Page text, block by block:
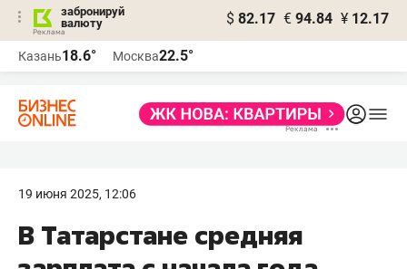
забронируй
валюту
$ 82.17 € 94.84 ¥ 12.17
Казань18.6° Москва22.5°
19 июня 2025, 12:06
В Татарстане средняя